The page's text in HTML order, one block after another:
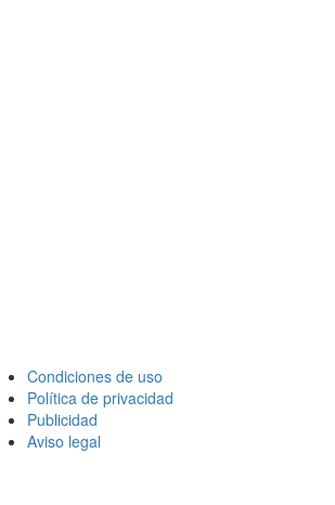
Condiciones de uso
Política de privacidad
Publicidad
Aviso legal